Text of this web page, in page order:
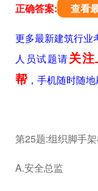
正确答案: 查看
更多最新建筑行业
人员试题请关
帮 ，手机随时随
第25题:组织脚手
A.安全总监